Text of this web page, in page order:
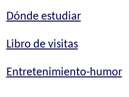
Dónde estudiar
Libro de visitas
Entretenimiento-humor